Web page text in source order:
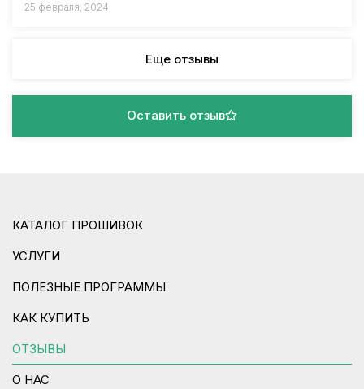
25 февраля, 2024
Еще отзывы
Оставить отзыв
КАТАЛОГ ПРОШИВОК
УСЛУГИ
ПОЛЕЗНЫЕ ПРОГРАММЫ
КАК КУПИТЬ
ОТЗЫВЫ
О НАС